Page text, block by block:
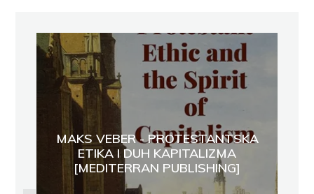
MAKS VEBER - PROTESTANTSKA
ETIKA I DUH KAPITALIZMA
[MEDITERRAN PUBLISHING]